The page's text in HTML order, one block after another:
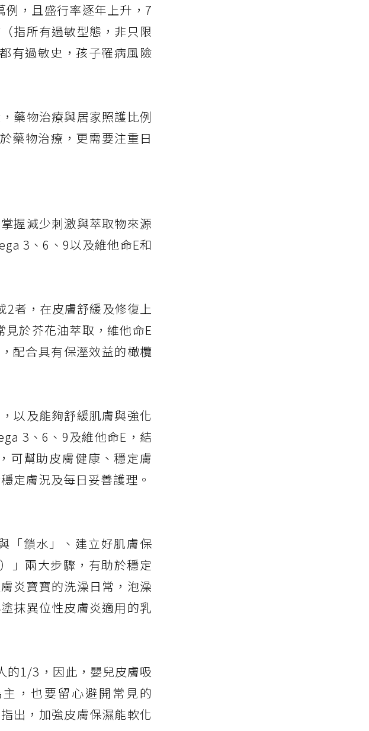
，且盛行率逐年上升，7
指所有過敏型態，非只限
有過敏史，孩子罹病風險
藥物治療與居家照護比例
藥物治療，更需要注重日
握減少刺激與萃取物來源
3、6、9以及維他命E和
者，在皮膚舒緩及修復上
於芥花油萃取，維他命E
配合具有保溼效益的橄欖
以及能夠舒緩肌膚與強化
3、6、9及維他命E，結
可幫助皮膚健康、穩定膚
定膚況及每日妥善護理。
「鎖水」、建立好肌膚保
」兩大步驟，有助於穩定
炎寶寶的洗澡日常，泡澡
抹異位性皮膚炎適用的乳
的1/3，因此，嬰兒皮膚吸
，也要留心避開常見的
出，加強皮膚保濕能軟化